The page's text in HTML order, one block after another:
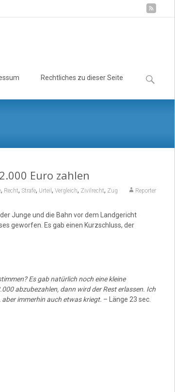
Rechtliches zu dieser Seite
Suchen
nach:
Euro zahlen
, Recht, Strafe, Urteil , Vergleich, Zivilrecht, Zug Reporter
Junge und die Bahn vor dem Landgericht
geworfen. Es gab einen Kurzschluss, der
Es gab natürlich noch eine kleine
abzubezahlen, dann wird der Rest erlassen. Ich
immerhin auch etwas kriegt. – Länge 23 sec.